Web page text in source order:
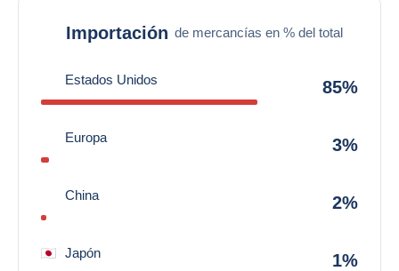
Importación de mercancías en % del total
Estados Unidos 85%
Europa 3%
China 2%
Japón 1%